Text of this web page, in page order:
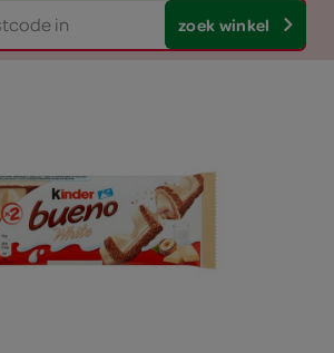
zoek winkel